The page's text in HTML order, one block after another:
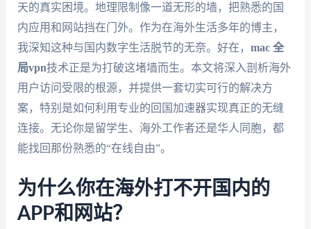
天的真实困境。地理限制像一道无形的墙，把熟悉的国
内应用和网站挡在门外。作为在海外生活多年的博主，
我深知这种与国内数字生活脱节的无奈。好在， mac 全
局vpn技术正是为打破这堵墙而生。本文将深入剖析海外
用户访问受限的根源，并提供一套切实可行的解决方
案，特别是如何利用专业的回国加速器实现真正的无缝
连接。无论你是留学生、海外工作者还是华人同胞，都
能找回那份熟悉的“在线自由”。
为什么你在海外打不开国内的
APP和网站？